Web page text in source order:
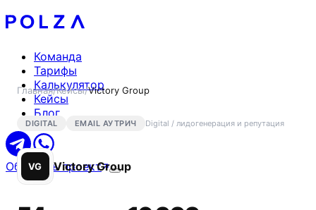
Команда
Тарифы
Калькулятор
Кейсы
Блог
Обсудить проект
Главная/Кейсы/Victory Group
DIGITAL EMAIL АУТРИЧ Digital / лидогенерация и репутация
VG Victory Group